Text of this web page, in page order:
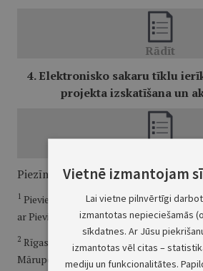
4. Elektronisko sakaru tīklu
projekta izskatīšana un
Piezīmes.
1 Pievienotās vērtības nodokli nepiemēro
ar Pievienotās vērtības nodokļa likuma
2 Rīgas sakaru zona: Rīga, Jūrmala un
Mārupes, Olaines, Ropažu, Salaspils,
Vietnē izmantojam
Lai vietne pilnvērtīgi
izmantotas nepieciešamās
sīkdatnes. Ar Jūsu
izmantotas vēl citas –
mediju un funkcionalitātes.